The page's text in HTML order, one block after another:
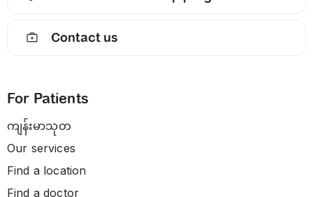
Contact us
For Patients
ကျန်းမာသုတ
Our services
Find a location
Find a doctor